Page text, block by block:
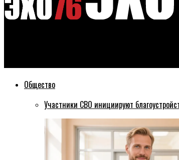
Общество
Участники СВО инициируют